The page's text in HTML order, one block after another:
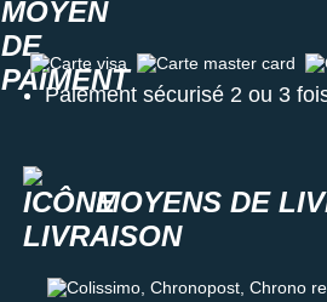
Carte visa Carte master card
Paiement sécurisé 2 ou 3
MOYENS DE
Colissimo, Chronopost, Chrono